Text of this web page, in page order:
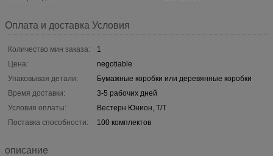
Оплата и доставка Условия
Количество мин заказа:
1
Цена:
negotiable
Упаковывая детали:
Бумажные коробки или деревянные коробки
Время доставки:
3-5 рабочих дней
Условия оплаты:
Вестерн Юнион, Т/Т
Поставка способности:
100 комплектов
описание